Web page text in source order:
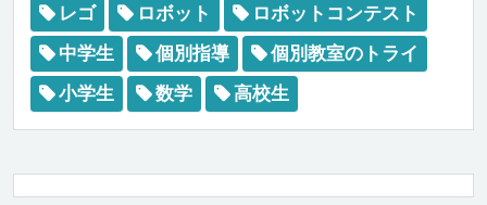
レゴ
ロボット
ロボットコンテスト
中学生
個別指導
個別教室のトライ
小学生
数学 高校生